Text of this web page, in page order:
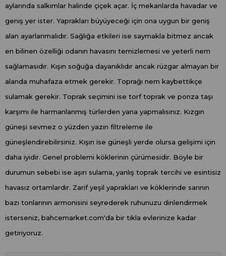
aylarında salkımlar halinde çiçek açar. İç mekanlarda havadar ve
geniş yer ister. Yaprakları büyüyeceği için ona uygun bir geniş
alan ayarlanmalıdır. Sağlığa etkileri ise saymakla bitmez ancak
en bilinen özelliği odanın havasını temizlemesi ve yeterli nem
sağlamasıdır. Kışın soğuğa dayanıklıdır ancak rüzgar almayan bir
alanda muhafaza etmek gerekir. Toprağı nem kaybettikçe
sulamak gerekir. Toprak seçimini ise torf toprak ve ponza taşı
karşımı ile harmanlanmış türlerden yana yapmalısınız. Kızgın
güneşi sevmez o yüzden yazın filtreleme ile
güneşlendirebilirsiniz. Kışın ise güneşli yerde olursa gelişimi için
daha iyidir. Genel problemi köklerinin çürümesidir. Böyle bir
durumun sebebi ise aşırı sulama, yanlış toprak tercihi ve esintisiz
havasız ortamlardır. Zarif yeşil yaprakları ve köklerinde sarının
bazı tonlarının armonisini seyrederek ruhunuzu dinlendirmek
isterseniz, bahcemarket.com'da bir tıkla evlerinize kadar
getiriyoruz.